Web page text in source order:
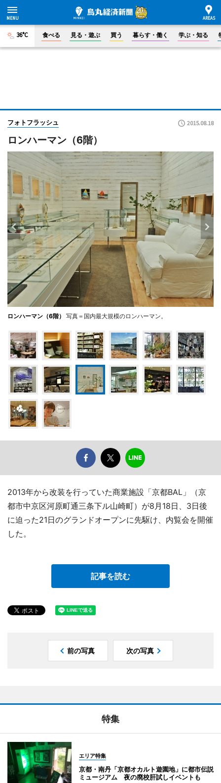
36°C 食べる 見る・遊ぶ 買う 暮らす・働く 学ぶ・知る
フォトフラッシュ 2015.08.18
ロンハーマン（6階）
ロンハーマン（6階） 写真＝国内最大規模のロンハーマン。
2013年から改装を行っていた商業施設「京都BAL」（京
都市中京区河原町通三条下ル山崎町）が8月18日、3日後
に迫った21日のグランドオープンに先駆け、内覧会を開催
した。
記事を読む
前の写真 次の写真
特集
エリア特集
京都・南丹「京都オカルト遊園地」に都市伝説
ミュージアム 夜の廃校肝試しイベントも